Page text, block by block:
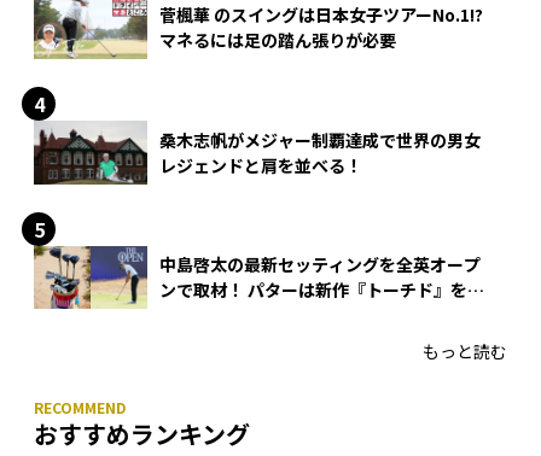
菅楓華 のスイングは日本女子ツアーNo.1!?
マネるには足の踏ん張りが必要
桑木志帆がメジャー制覇達成で世界の男女
レジェンドと肩を並べる！
中島啓太の最新セッティングを全英オープ
ンで取材！ パターは新作『トーチド』を投
もっと読む
おすすめランキング